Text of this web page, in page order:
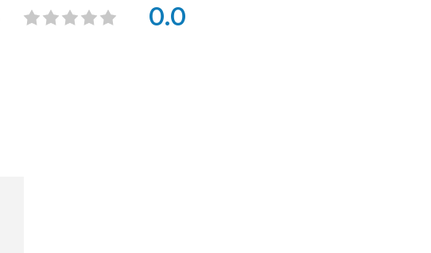
0.0